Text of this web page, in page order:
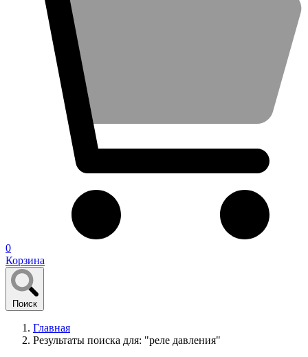
0
Корзина
Поиск
Главная
Результаты поиска для: "реле давления"